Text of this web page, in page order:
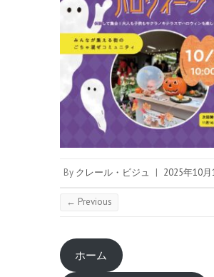
By クレール・ビジュ | 2025年10月
← Previous
ホーム